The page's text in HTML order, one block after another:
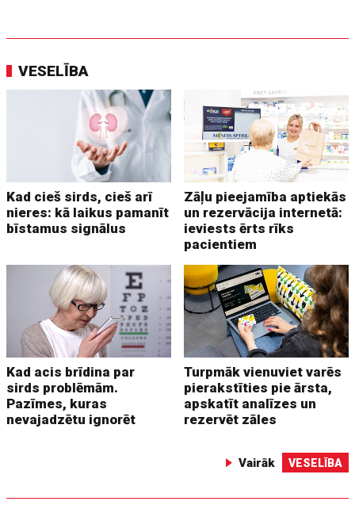
VESELĪBA
Kad cieš sirds, cieš arī
nieres: kā laikus pamanīt
bīstamus signālus
Zāļu pieejamība aptiekās
un rezervācija internetā:
ieviests ērts rīks
pacientiem
Kad acis brīdina par
sirds problēmām.
Pazīmes, kuras
nevajadzētu ignorēt
Turpmāk vienuviet varēs
pierakstīties pie ārsta,
apskatīt analīzes un
rezervēt zāles
Vairāk VESELĪBA